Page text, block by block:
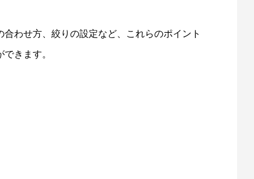
わせ方、絞りの設定など、これらのポイント
きます。